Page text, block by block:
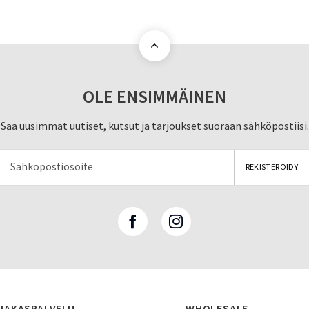
OLE ENSIMMÄINEN
Saa uusimmat uutiset, kutsut ja tarjoukset suoraan sähköpostiisi.